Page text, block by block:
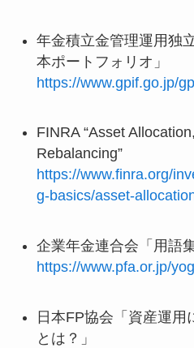
年金積立金管理運用独
本ポートフォリオ」
https://www.gpif.go.jp/
FINRA “Asset
Rebalancing”
https://www.finra.org/
g-basics/asset-
企業年金連合会「用語
https://www.pfa.or.jp/
日本FP協会「資産運用
とは？」